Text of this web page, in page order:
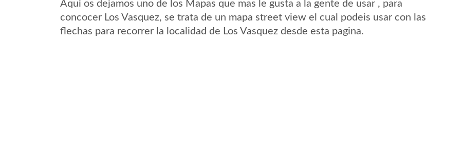
Aqui os dejamos uno de los Mapas que mas le gusta a la gente de usar , para
concocer Los Vasquez, se trata de un mapa street view el cual podeis usar con las
flechas para recorrer la localidad de Los Vasquez desde esta pagina.